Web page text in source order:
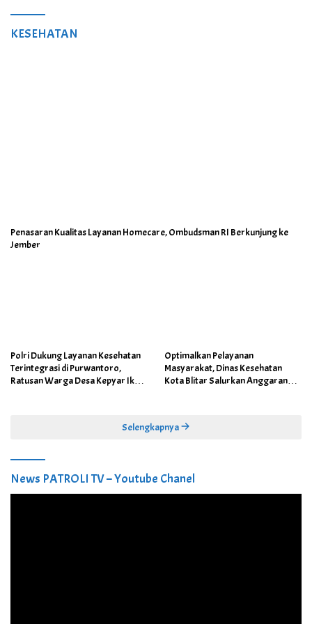
KESEHATAN
Penasaran Kualitas Layanan Homecare, Ombudsman RI Berkunjung ke
Jember
Polri Dukung Layanan Kesehatan
Terintegrasi di Purwantoro,
Ratusan Warga Desa Kepyar Ikuti
Optimalkan Pelayanan
Masyarakat, Dinas Kesehatan
Kota Blitar Salurkan Anggaran
Selengkapnya
News PATROLI TV – Youtube Chanel